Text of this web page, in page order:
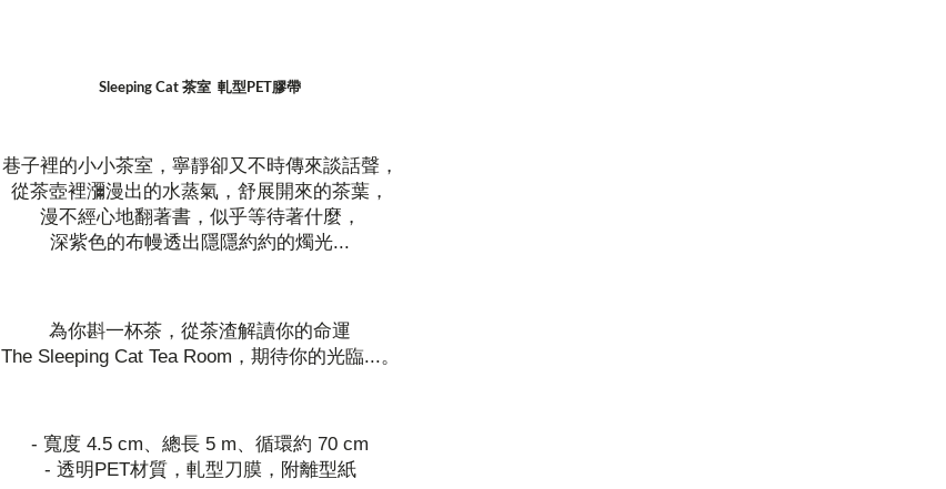
Sleeping Cat 茶室 軋型PET膠帶
巷子裡的小小茶室，寧靜卻又不時傳來談話聲，
從茶壺裡瀰漫出的水蒸氣，舒展開來的茶葉，
漫不經心地翻著書，似乎等待著什麼，
深紫色的布幔透出隱隱約約的燭光...
為你斟一杯茶，從茶渣解讀你的命運
The Sleeping Cat Tea Room，期待你的光臨...。
- 寬度 4.5 cm、總長 5 m、循環約 70 cm
- 透明PET材質，軋型刀膜，附離型紙